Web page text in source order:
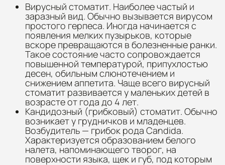
Вирусный стоматит. Наиболее частый и
заразный вид. Обычно вызывается вирусом
простого герпеса. Иногда начинается с
появления мелких пузырьков, которые
вскоре превращаются в болезненные ранки.
Такое состояние часто сопровождается
повышенной температурой, припухлостью
десен, обильным слюнотечением и
снижением аппетита. Чаще всего вирусный
стоматит развивается у маленьких детей в
возрасте от года до 4 лет.
Кандидозный (грибковый) стоматит. Обычно
возникает у грудничков и младенцев.
Возбудитель — грибок рода Candida.
Характеризуется образованием белого
налета, напоминающего творог, на
поверхности языка, щек и губ, под которым